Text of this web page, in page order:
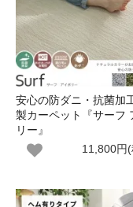
安心の防ダニ・抗菌加
製カーペット『サーフ
リー』
11,800円(